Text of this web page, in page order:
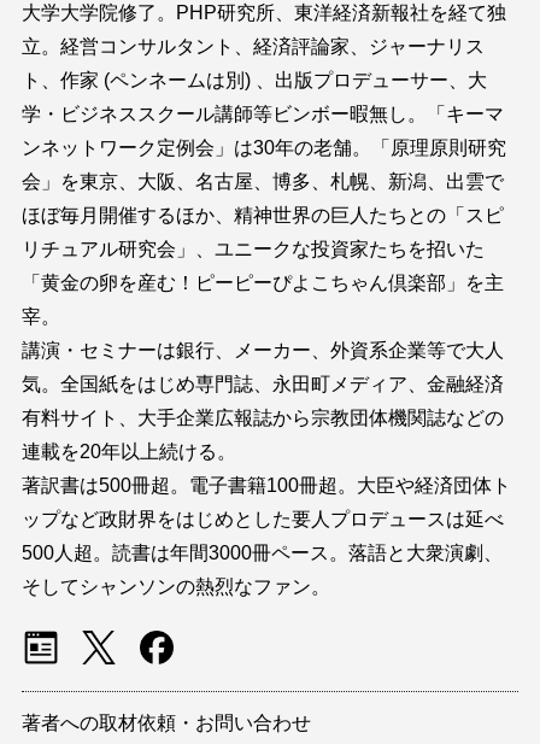
大学大学院修了。PHP研究所、東洋経済新報社を経て独
立。経営コンサルタント、経済評論家、ジャーナリス
ト、作家 (ペンネームは別) 、出版プロデューサー、大
学・ビジネススクール講師等ビンボー暇無し。「キーマ
ンネットワーク定例会」は30年の老舗。「原理原則研究
会」を東京、大阪、名古屋、博多、札幌、新潟、出雲で
ほぼ毎月開催するほか、精神世界の巨人たちとの「スピ
リチュアル研究会」、ユニークな投資家たちを招いた
「黄金の卵を産む！ピーピーぴよこちゃん倶楽部」を主
宰。
講演・セミナーは銀行、メーカー、外資系企業等で大人
気。全国紙をはじめ専門誌、永田町メディア、金融経済
有料サイト、大手企業広報誌から宗教団体機関誌などの
連載を20年以上続ける。
著訳書は500冊超。電子書籍100冊超。大臣や経済団体ト
ップなど政財界をはじめとした要人プロデュースは延べ
500人超。読書は年間3000冊ペース。落語と大衆演劇、
そしてシャンソンの熱烈なファン。
著者への取材依頼・お問い合わせ